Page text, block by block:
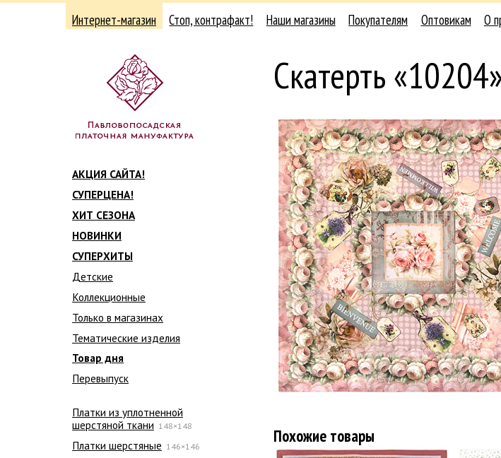
Интернет-магазин Стоп, контрафакт! Наши магазины Покупателям Оптовикам О
АКЦИЯ САЙТА!
СУПЕРЦЕНА!
ХИТ СЕЗОНА
НОВИНКИ
СУПЕРХИТЫ
Детские
Коллекционные
Только в магазинах
Тематические изделия
Товар дня
Перевыпуск
Платки из уплотненной
шерстяной ткани 148×148
Платки шерстяные 146×146
Скатерть
Похожие товары